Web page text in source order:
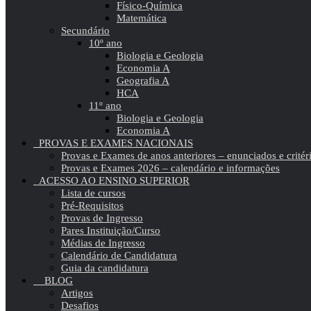
Físico-Química
Matemática
Secundário
10º ano
Biologia e Geologia
Economia A
Geografia A
HCA
11º ano
Biologia e Geologia
Economia A
PROVAS E EXAMES NACIONAIS
Provas e Exames de anos anteriores – enunciados e
Provas e Exames 2026 – calendário e informações
ACESSO AO ENSINO SUPERIOR
Lista de cursos
Pré-Requisitos
Provas de Ingresso
Pares Instituição/Curso
Médias de Ingresso
Calendário de Candidatura
Guia da candidatura
BLOG
Artigos
Desafios